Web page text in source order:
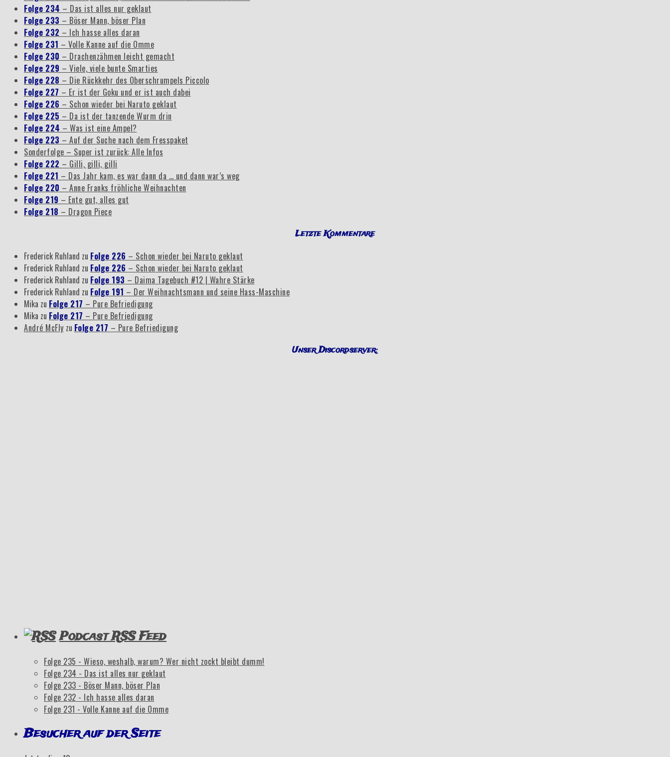
Folge 234 – Das ist alles nur geklaut
Folge 233 – Böser Mann, böser Plan
Folge 232 – Ich hasse alles daran
Folge 231 – Volle Kanne auf die Omme
Folge 230 – Drachenzähmen leicht gemacht
Folge 229 – Viele, viele bunte Smarties
Folge 228 – Die Rückkehr des Oberschrumpels Piccolo
Folge 227 – Er ist der Goku und er ist auch dabei
Folge 226 – Schon wieder bei Naruto geklaut
Folge 225 – Da ist der tanzende Wurm drin
Folge 224 – Was ist eine Ampel?
Folge 223 – Auf der Suche nach dem Fresspaket
Sonderfolge – Super ist zurück: Alle Infos
Folge 222 – Gilli, gilli, gilli
Folge 221 – Das Jahr kam, es war dann da … und dann war’s weg
Folge 220 – Anne Franks fröhliche Weihnachten
Folge 219 – Ente gut, alles gut
Folge 218 – Dragon Piece
Letzte Kommentare
Frederick Ruhland zu Folge 226 – Schon wieder bei Naruto geklaut
Frederick Ruhland zu Folge 226 – Schon wieder bei Naruto geklaut
Frederick Ruhland zu Folge 193 – Daima Tagebuch #12 | Wahre Stärke
Frederick Ruhland zu Folge 191 – Der Weihnachtsmann und seine Hass-Maschine
Mika zu Folge 217 – Pure Befriedigung
Mika zu Folge 217 – Pure Befriedigung
André McFly zu Folge 217 – Pure Befriedigung
Unser Discordserver:
Podcast RSS Feed
Folge 235 - Wieso, weshalb, warum? Wer nicht zockt bleibt dumm!
Folge 234 - Das ist alles nur geklaut
Folge 233 - Böser Mann, böser Plan
Folge 232 - Ich hasse alles daran
Folge 231 - Volle Kanne auf die Omme
Besucher auf der Seite